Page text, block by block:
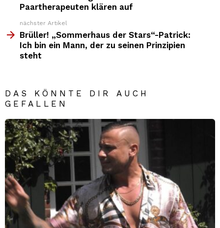
Paartherapeuten klären auf
nächster Artikel
Brüller! „Sommerhaus der Stars“-Patrick:
Ich bin ein Mann, der zu seinen Prinzipien
steht
DAS KÖNNTE DIR AUCH
GEFALLEN